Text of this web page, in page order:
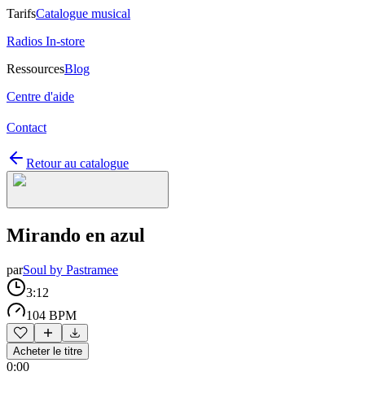
TarifsCatalogue musical
Radios In-store
RessourcesBlog
Centre d'aide
Contact
Retour au catalogue
Mirando en azul
parSoul by Pastramee
3:12
104 BPM
Acheter le titre
0:00